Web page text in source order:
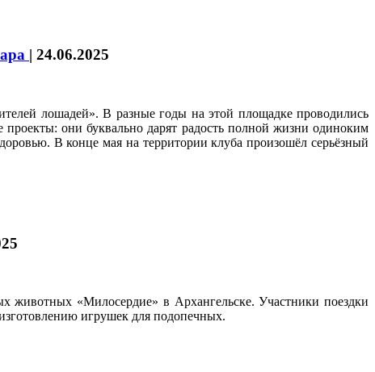
| 24.06.2025
лошадей». В разные годы на этой площадке проводились
проекты: они буквально дарят радость полной жизни одиноким
В конце мая на территории клуба произошёл серьёзный
животных «Милосердие» в Архангельске. Участники поездки
игрушек для подопечных.